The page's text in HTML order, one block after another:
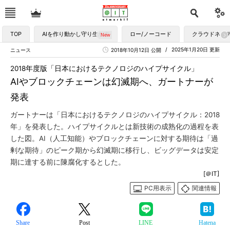
TOP AIを作り動かし守り生かす ロー/ノーコード クラウドネイ
ニュース 2025年1月20日 更新
2018年10月12日 公開
AIやブロックチェーンは幻滅期へ、ガートナーが
発表
2018年度版「日本におけるテクノロジのハイプサイクル」
ガートナーは「日本におけるテクノロジのハイプサイクル：2018
年」を発表した。ハイプサイクルとは新技術の成熟化の過程を表
した図。AI（人工知能）やブロックチェーンに対する期待は「過
剰な期待」のピーク期から幻滅期に移行し、ビッグデータは安定
期に達する前に陳腐化するとした。
[＠IT]
PC用表示
関連情報
Share Post LINE Hatena